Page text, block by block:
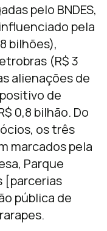
pelo BNDES,
pela
bilhões),
(R$ 3
alienações de
de
0,8 bilhão. Do
os três
marcados pela
Parque
[parcerias
pública de